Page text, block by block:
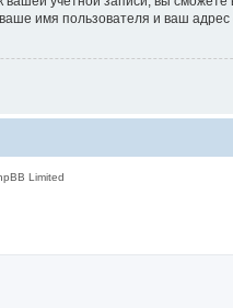
имя пользователя и ваш адрес
Limited